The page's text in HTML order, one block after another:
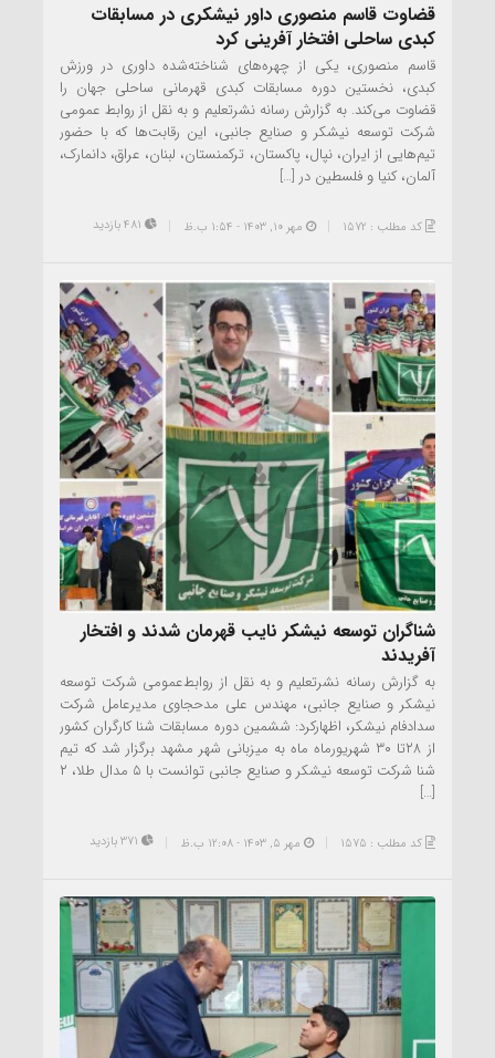
قضاوت قاسم منصوری داور نیشکری در مسابقات
کبدی ساحلی افتخار آفرینی کرد
قاسم منصوری، یکی از چهره‌های شناخته‌شده داوری در ورزش
کبدی، نخستین دوره مسابقات کبدی قهرمانی ساحلی جهان را
قضاوت می‌کند. به گزارش رسانه نشرتعلیم و به نقل از روابط‌ عمومی
شرکت توسعه نیشکر و صنایع جانبی، این رقابت‌ها که با حضور
تیم‌هایی از ایران، نپال، پاکستان، ترکمنستان، لبنان، عراق، دانمارک،
آلمان، کنیا و فلسطین در […]
کد مطلب : 1572 مهر ۱۰, ۱۴۰۳ - 1:54 ب.ظ
شناگران توسعه نیشکر نایب قهرمان شدند و افتخار
آفریدند
به گزارش رسانه نشرتعلیم و به نقل از روابط‌عمومی شرکت توسعه
نیشکر و صنایع جانبی، مهندس علی مدحجاوی مدیرعامل شرکت
سدادفام نیشکر، اظهارکرد: ششمین دوره مسابقات شنا کارگران کشور
از ۲۸تا ۳۰ شهریورماه ماه به میزبانی شهر مشهد برگزار شد که تیم
شنا شرکت توسعه نیشکر و صنایع جانبی توانست با ۵ مدال طلا، ۲
[…]
کد مطلب : 1575 مهر ۵, ۱۴۰۳ - 12:08 ب.ظ